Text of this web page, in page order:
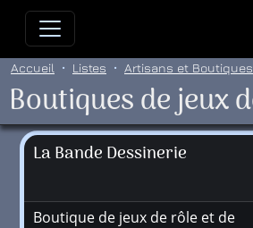
Allez directement au contenu
Accueil Listes Artisans et Boutiques
La Bande Dessinerie
Boutique de jeux de rôle et de